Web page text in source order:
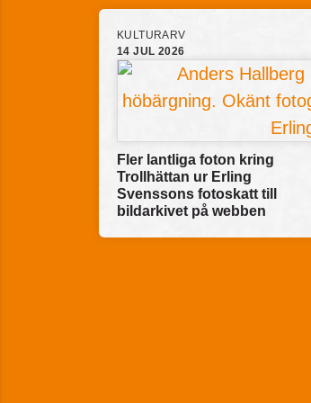
KULTURARV
14 JUL 2026
Fler lantliga foton kring
Trollhättan ur Erling
Svenssons fotoskatt till
bildarkivet på webben